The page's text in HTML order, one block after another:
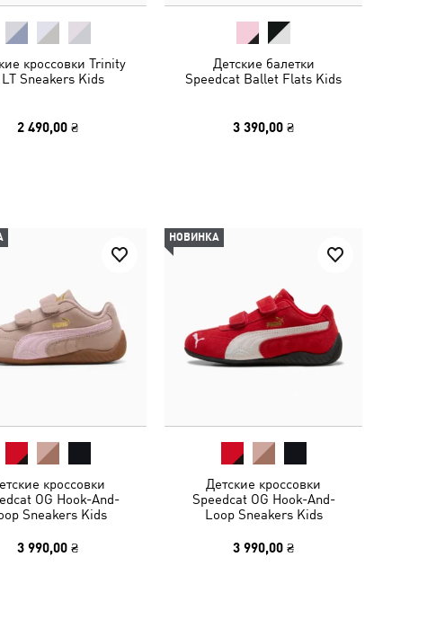
кроссовки Trinity
LT Sneakers Kids
2 490,00 ₴
Детские балетки
Speedcat Ballet Flats Kids
3 390,00 ₴
кроссовки
OG Hook-And-
Sneakers Kids
3 990,00 ₴
НОВИНКА
Детские кроссовки
Speedcat OG Hook-And-
Loop Sneakers Kids
3 990,00 ₴